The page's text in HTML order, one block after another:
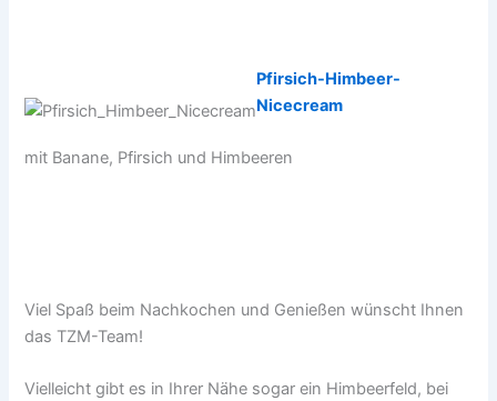
Pfirsich-Himbeer-
Nicecream
mit Banane, Pfirsich und Himbeeren
Viel Spaß beim Nachkochen und Genießen wünscht Ihnen
das TZM-Team!
Vielleicht gibt es in Ihrer Nähe sogar ein Himbeerfeld, bei